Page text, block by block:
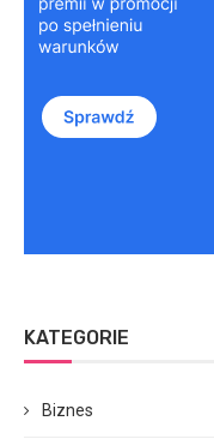
KATEGORIE
Biznes